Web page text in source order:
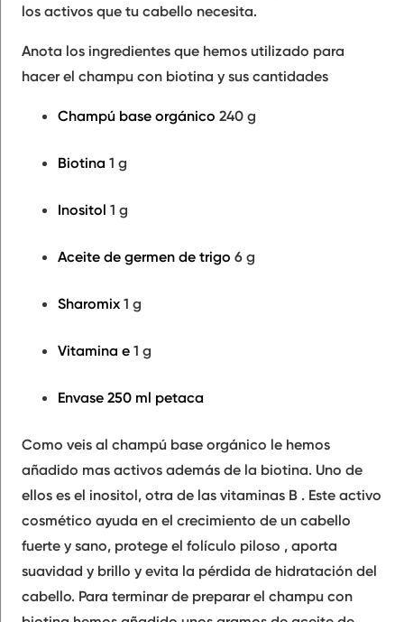
los activos que tu cabello necesita.
Anota los ingredientes que hemos utilizado para
hacer el champu con biotina y sus cantidades
Champú base orgánico 240 g
Biotina 1 g
Inositol 1 g
Aceite de germen de trigo 6 g
Sharomix 1 g
Vitamina e 1 g
Envase 250 ml petaca
Como veis al champú base orgánico le hemos
añadido mas activos además de la biotina. Uno de
ellos es el inositol, otra de las vitaminas B . Este activo
cosmético ayuda en el crecimiento de un cabello
fuerte y sano, protege el folículo piloso , aporta
suavidad y brillo y evita la pérdida de hidratación del
cabello. Para terminar de preparar el champu con